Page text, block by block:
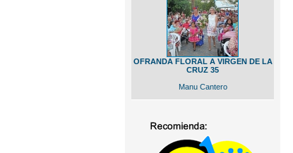
OFRANDA FLORAL A VIRGEN DE LA
CRUZ 35
Manu Cantero